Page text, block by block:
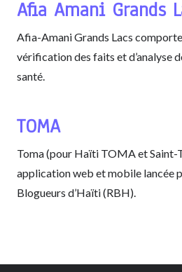
Afia Amani Grands
Afia-Amani Grands Lacs
vérification des faits et d’analyse
santé.
TOMA
Toma (pour Haïti TOMA et Saint-
application web et mobile lancée
Blogueurs d’Haïti (RBH).